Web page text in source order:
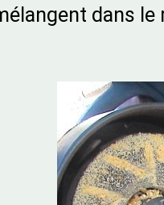
dans le